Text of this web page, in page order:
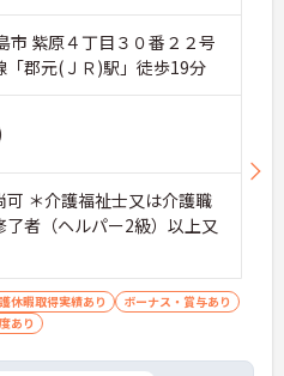
市 紫原４丁目３０番２２号
「郡元(ＪＲ)駅」徒歩19分
可 ＊介護福祉士又は介護職
了者（ヘルパー2級）以上又
休暇取得実績あり
ボーナス・賞与あり
あり